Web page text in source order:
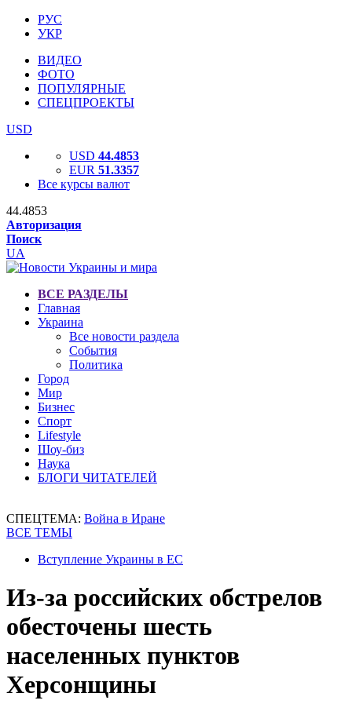
РУС
УКР
ВИДЕО
ФОТО
ПОПУЛЯРНЫЕ
СПЕЦПРОЕКТЫ
USD
USD 44.4853
EUR 51.3357
Все курсы валют
44.4853
Авторизация
Поиск
UA
ВСЕ РАЗДЕЛЫ
Главная
Украина
Все новости раздела
События
Политика
Город
Мир
Бизнес
Спорт
Lifestyle
Шоу-биз
Наука
БЛОГИ ЧИТАТЕЛЕЙ
СПЕЦТЕМА: Война в Иране
ВСЕ ТЕМЫ
Вступление Украины в ЕС
Из-за российских обстрелов
обесточены шесть
населенных пунктов
Херсонщины